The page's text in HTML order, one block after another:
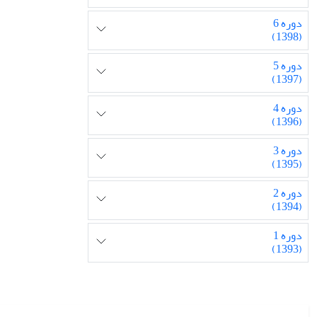
دوره 6
(1398)
دوره 5
(1397)
دوره 4
(1396)
دوره 3
(1395)
دوره 2
(1394)
دوره 1
(1393)